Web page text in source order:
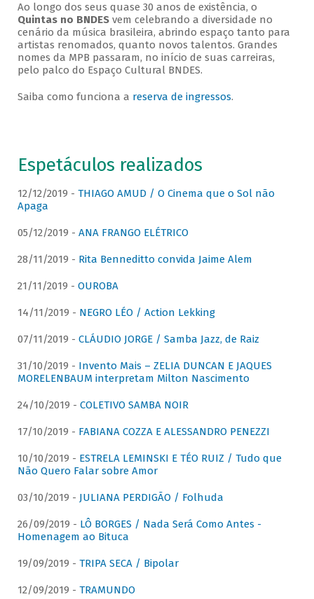
Ao longo dos seus quase 30 anos de existência, o
Quintas no BNDESvem celebrando a diversidade no
cenário da música brasileira, abrindo espaço tanto para
artistas renomados, quanto novos talentos. Grandes
nomes da MPB passaram, no início de suas carreiras,
pelo palco do Espaço Cultural BNDES.
Saiba como funciona a reserva de ingressos.
Espetáculos realizados
12/12/2019 - THIAGO AMUD / O Cinema que o Sol não
Apaga
05/12/2019 - ANA FRANGO ELÉTRICO
28/11/2019 - Rita Benneditto convida Jaime Alem
21/11/2019 - OUROBA
14/11/2019 - NEGRO LÉO / Action Lekking
07/11/2019 - CLÁUDIO JORGE / Samba Jazz, de Raiz
31/10/2019 - Invento Mais – ZELIA DUNCAN E JAQUES
MORELENBAUM interpretam Milton Nascimento
24/10/2019 - COLETIVO SAMBA NOIR
17/10/2019 - FABIANA COZZA E ALESSANDRO PENEZZI
10/10/2019 - ESTRELA LEMINSKI E TÉO RUIZ / Tudo que
Não Quero Falar sobre Amor
03/10/2019 - JULIANA PERDIGÃO / Folhuda
26/09/2019 - LÔ BORGES / Nada Será Como Antes -
Homenagem ao Bituca
19/09/2019 - TRIPA SECA / Bipolar
12/09/2019 - TRAMUNDO